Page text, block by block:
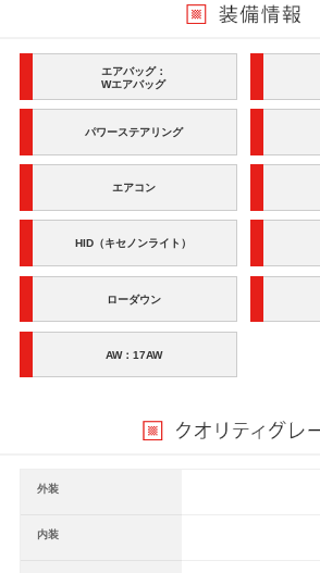
エアバッグ：
Wエアバッグ
パワーステアリング
エアコン
HID（キセノンライト）
ローダウン
AW：17AW
外装
内装